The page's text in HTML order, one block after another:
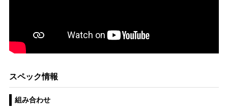
スペック情報
組み合わせ